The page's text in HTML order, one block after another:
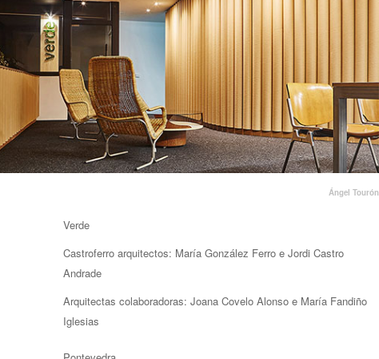
Ángel Tourón
Verde
Castroferro arquitectos: María González Ferro e Jordi Castro
Andrade
Arquitectas colaboradoras: Joana Covelo Alonso e María Fandiño
Iglesias